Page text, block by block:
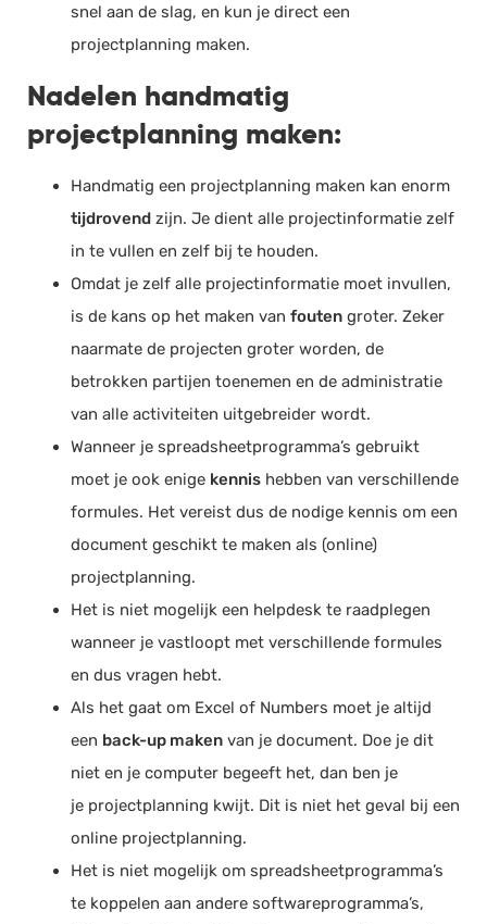
snel aan de slag, en kun je direct een
projectplanning maken.
Nadelen handmatig
projectplanning maken:
Handmatig een projectplanning maken kan enorm
tijdrovend zijn. Je dient alle projectinformatie zelf
in te vullen en zelf bij te houden.
Omdat je zelf alle projectinformatie moet invullen,
is de kans op het maken van fouten groter. Zeker
naarmate de projecten groter worden, de
betrokken partijen toenemen en de administratie
van alle activiteiten uitgebreider wordt.
Wanneer je spreadsheetprogramma’s gebruikt
moet je ook enige kennis hebben van verschillende
formules. Het vereist dus de nodige kennis om een
document geschikt te maken als (online)
projectplanning.
Het is niet mogelijk een helpdesk te raadplegen
wanneer je vastloopt met verschillende formules
en dus vragen hebt.
Als het gaat om Excel of Numbers moet je altijd
een back-up maken van je document. Doe je dit
niet en je computer begeeft het, dan ben je
je projectplanning kwijt. Dit is niet het geval bij een
online projectplanning.
Het is niet mogelijk om spreadsheetprogramma’s
te koppelen aan andere softwareprogramma’s,